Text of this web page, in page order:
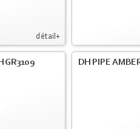
détail+
GR3109 DH PIPE